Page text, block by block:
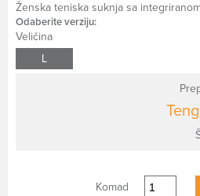
Ženska teniska suknja sa
Odaberite verziju:
Veličina
L
Komad